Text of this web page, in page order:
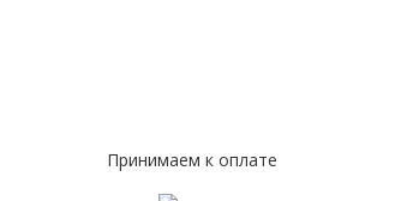
Принимаем к оплате